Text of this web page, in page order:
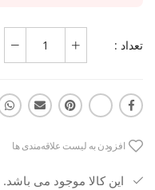
تعداد :
افزودن به لیست علاقه‌مندی ها
این کالا موجود می باشد.